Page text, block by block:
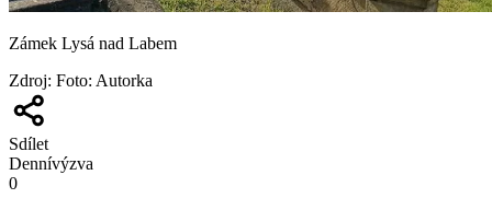
Zámek Lysá nad Labem
Zdroj: Foto: Autorka
Sdílet
Dennívýzva
0